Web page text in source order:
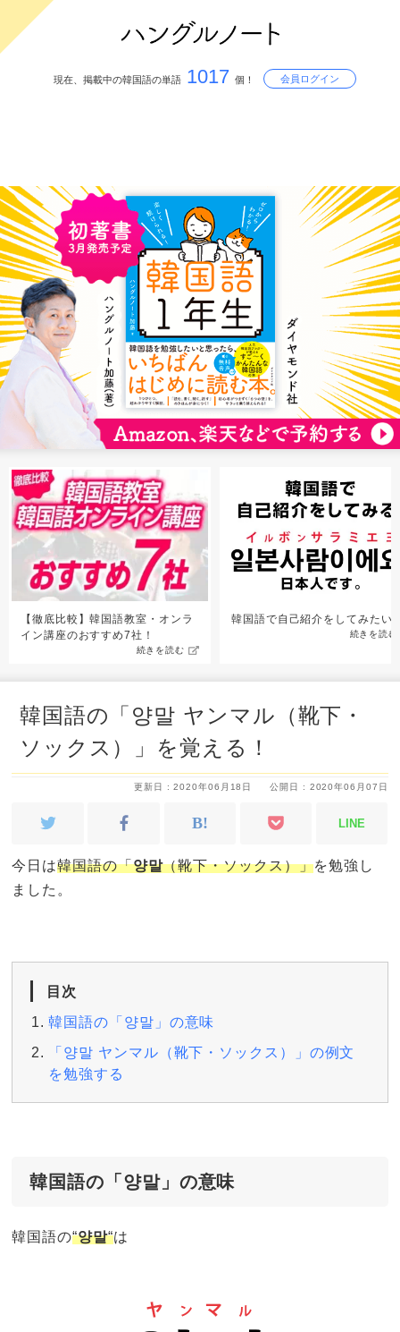
現在、掲載中の韓国語の単語 1017 個！ 会員ログイン
【徹底比較】韓国語教室・オンラ
イン講座のおすすめ7社！
続きを読む
韓国語で自己紹介をしてみたい
続きを読む
韓国語の「양말 ヤンマル（靴下・
ソックス）」を覚える！
公開日 : 2020年06月07日
更新日 : 2020年06月18日
LINE
今日は韓国語の「양말（靴下・ソックス）」を勉強し
ました。
目次
韓国語の「양말」の意味
「양말 ヤンマル（靴下・ソックス）」の例文
を勉強する
韓国語の「양말」の意味
韓国語の“양말“は